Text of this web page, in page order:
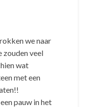
we naar
zouden veel
wat
met een
pauw in het